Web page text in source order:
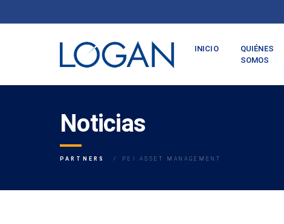
INICIO
QUIÉNES
SOMOS
Noticias
PARTNERS PEI ASSET MANAGEMENT